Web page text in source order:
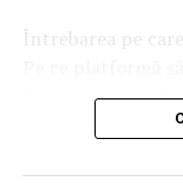
Întrebarea pe care
din Google, nu
scurt e că